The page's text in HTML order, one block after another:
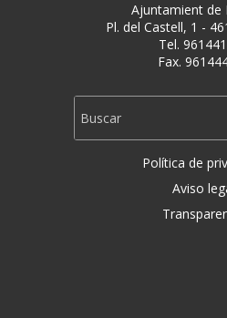
Ajuntamient de
Pl. del Castell, 1 -
Tel.
Fax.
Política de
Aviso